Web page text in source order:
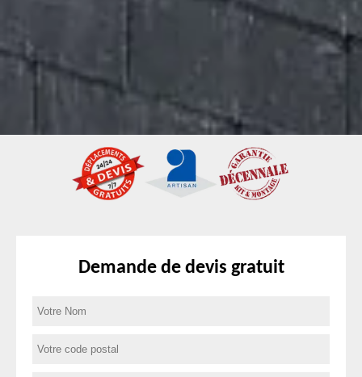
Demande de devis gratuit